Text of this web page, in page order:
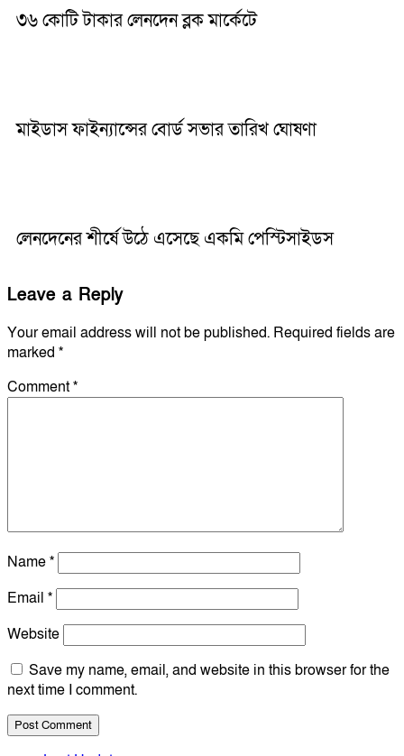
৩৬ কোটি টাকার লেনদেন ব্লক মার্কেটে
মাইডাস ফাইন্যান্সের বোর্ড সভার তারিখ ঘোষণা
লেনদেনের শীর্ষে উঠে এসেছে একমি পেস্টিসাইডস
Leave a Reply
Your email address will not be published. Required fields are
marked *
Comment*
Name*
Email *
Website
Save my name, email, and website in this browser for the
next time I comment.